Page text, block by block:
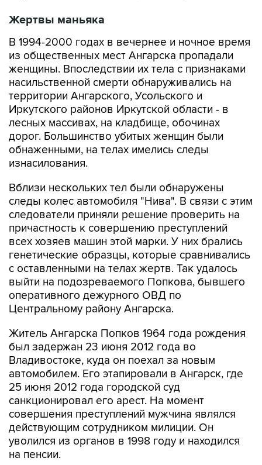
Жертвы маньяка
В 1994-2000 годах в вечернее и ночное время
из общественных мест Ангарска пропадали
женщины. Впоследствии их тела с признаками
насильственной смерти обнаруживались на
территории Ангарского, Усольского и
Иркутского районов Иркутской области - в
лесных массивах, на кладбище, обочинах
дорог. Большинство убитых женщин были
обнаженными, на телах имелись следы
изнасилования.
Вблизи нескольких тел были обнаружены
следы колес автомобиля "Нива". В связи с этим
следователи приняли решение проверить на
причастность к совершению преступлений
всех хозяев машин этой марки. У них брались
генетические образцы, которые сравнивались
с оставленными на телах жертв. Так удалось
выйти на подозреваемого Попкова, бывшего
оперативного дежурного ОВД по
Центральному району Ангарска.
Житель Ангарска Попков 1964 года рождения
был задержан 23 июня 2012 года во
Владивостоке, куда он поехал за новым
автомобилем. Его этапировали в Ангарск, где
25 июня 2012 года городской суд
санкционировал его арест. На момент
совершения преступлений мужчина являлся
действующим сотрудником милиции. Он
уволился из органов в 1998 году и находился
на пенсии.